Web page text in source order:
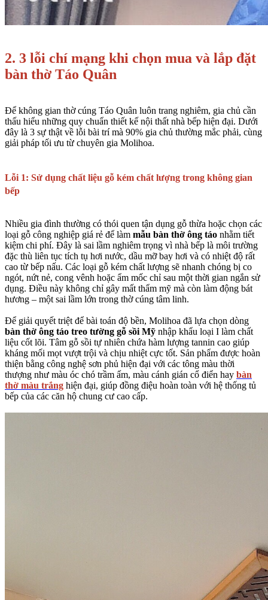
2. 3 lỗi chí mạng khi chọn mua và lắp đặt
bàn thờ Táo Quân
Để không gian thờ cúng Táo Quân luôn trang nghiêm, gia chủ cần
thấu hiểu những quy chuẩn thiết kế nội thất nhà bếp hiện đại. Dưới
đây là 3 sự thật về lỗi bài trí mà 90% gia chủ thường mắc phải, cùng
giải pháp tối ưu từ chuyên gia Molihoa.
Lỗi 1: Sử dụng chất liệu gỗ kém chất lượng trong không gian
bếp
Nhiều gia đình thường có thói quen tận dụng gỗ thừa hoặc chọn các
loại gỗ công nghiệp giá rẻ để làm mẫu bàn thờ ông táo nhằm tiết
kiệm chi phí. Đây là sai lầm nghiêm trọng vì nhà bếp là môi trường
đặc thù liên tục tích tụ hơi nước, dầu mỡ bay hơi và có nhiệt độ rất
cao từ bếp nấu. Các loại gỗ kém chất lượng sẽ nhanh chóng bị co
ngót, nứt nẻ, cong vênh hoặc ẩm mốc chỉ sau một thời gian ngắn sử
dụng. Điều này không chỉ gây mất thẩm mỹ mà còn làm động bát
hương – một sai lầm lớn trong thờ cúng tâm linh.
Để giải quyết triệt để bài toán độ bền, Molihoa đã lựa chọn dòng
bàn thờ ông táo treo tường gỗ sồi Mỹ nhập khẩu loại I làm chất
liệu cốt lõi. Tâm gỗ sồi tự nhiên chứa hàm lượng tannin cao giúp
kháng mối mọt vượt trội và chịu nhiệt cực tốt. Sản phẩm được hoàn
thiện bằng công nghệ sơn phủ hiện đại với các tông màu thời
thượng như màu óc chó trầm ấm, màu cánh gián cổ điển hay bàn
thờ màu trắng hiện đại, giúp đồng điệu hoàn toàn với hệ thống tủ
bếp của các căn hộ chung cư cao cấp.